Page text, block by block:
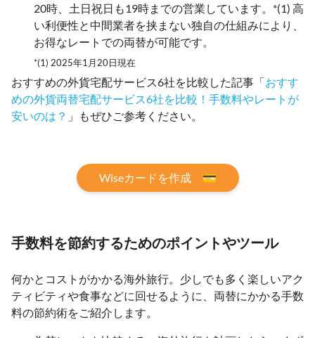
20時、土日祝日も19時までの営業しています。*(1) 高
い利便性と中間業者を挟まない独自の仕組みにより、
お得なレートでの両替が可能です。
*(1) 2025年1月20日現在
おすすめの外貨宅配サービス6社を比較した記事「おすす
めの外貨両替宅配サービス6社を比較！手数料やレートが
安いのは？ 」もぜひご参考ください。
Wiseカードを作成 💳
手数料を節約するためのポイントやツール
何かとコストがかかる海外旅行。少しでも多く楽しいアク
ティビティや食事などに回せるように、両替にかかる手数
料の節約術をご紹介します。